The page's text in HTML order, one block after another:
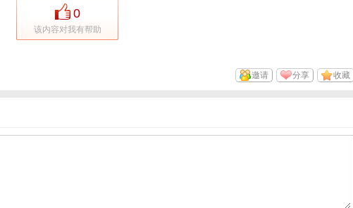
0
该内容对我有帮助
收藏
分享
邀请